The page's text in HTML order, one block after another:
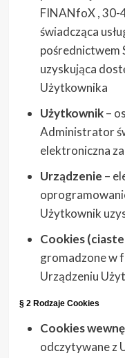
FINANfoX , 30-
świadcząca
pośrednictwem
uzyskująca
Użytkownika
Użytkownik–
Administrator
elektroniczna
Urządzenie –
Użytkownik
Cookies
gromadzone w
Urządzeniu
§ 2 Rodzaje Cookies
Cookies
odczytywane z